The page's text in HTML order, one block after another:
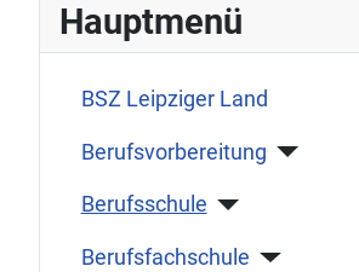
Hauptmenü
BSZ Leipziger Land
Berufsvorbereitung
Berufsschule
Berufsfachschule